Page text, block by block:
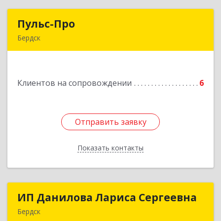
Пульс-Про
Бердск
Клиентов на сопровождении 6
Отправить заявку
Показать контакты
Подробнее
Отправить заявку
Назад
ИП Данилова Лариса Сергеевна
Бердск
ИП Данилова Лариса Сергеевна